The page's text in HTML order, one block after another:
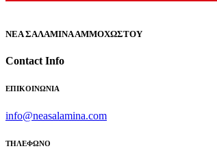
ΝΕΑ ΣΑΛΑΜΙΝΑ ΑΜΜΟΧΩΣΤΟΥ
Contact Info
ΕΠΙΚΟΙΝΩΝΙΑ
info@neasalamina.com
ΤΗΛΕΦΩΝΟ